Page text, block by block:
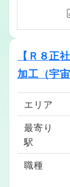
【Ｒ８正
加工（宇
エリア
最寄り
駅
職種